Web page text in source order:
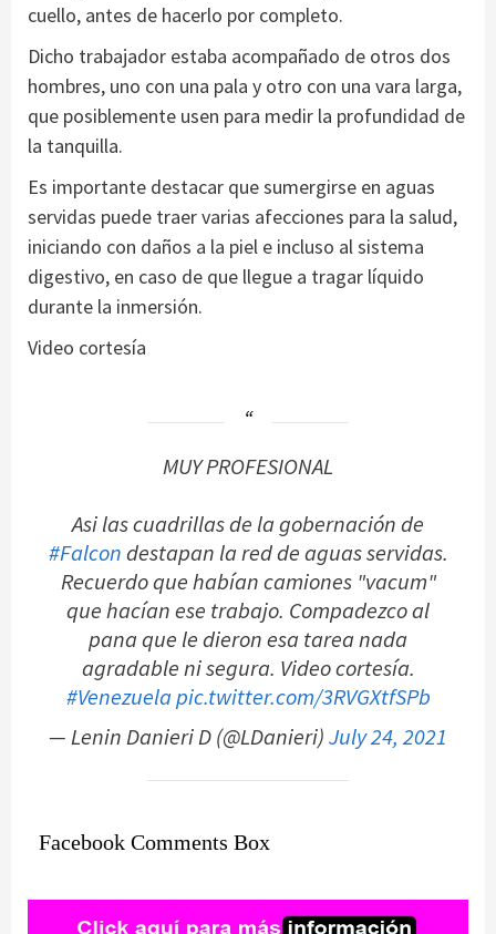
cuello, antes de hacerlo por completo.
Dicho trabajador estaba acompañado de otros dos
hombres, uno con una pala y otro con una vara larga,
que posiblemente usen para medir la profundidad de
la tanquilla.
Es importante destacar que sumergirse en aguas
servidas puede traer varias afecciones para la salud,
iniciando con daños a la piel e incluso al sistema
digestivo, en caso de que llegue a tragar líquido
durante la inmersión.
Video cortesía
MUY PROFESIONAL
Asi las cuadrillas de la gobernación de
#Falcondestapan la red de aguas servidas.
Recuerdo que habían camiones "vacum"
que hacían ese trabajo. Compadezco al
pana que le dieron esa tarea nada
agradable ni segura. Video cortesía.
#Venezuelapic.twitter.com/3RVGXtfSPb
— Lenin Danieri D (@LDanieri)July 24, 2021
Facebook Comments Box